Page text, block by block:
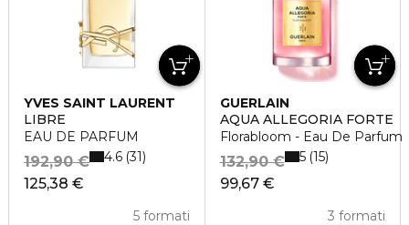
YVES SAINT LAURENT
LIBRE
EAU DE PARFUM
125,38 €
192,90 €
5 formati
4.6 31
GUERLAIN
AQUA ALLEGORIA FORTE
Florabloom - Eau De Parfum
99,67 €
132,90 €
3 formati
5 15